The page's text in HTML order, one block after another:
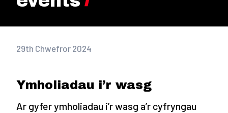
29th Chwefror 2024
Ymholiadau i’r wasg
Ar gyfer ymholiadau i’r wasg a’r cyfryngau